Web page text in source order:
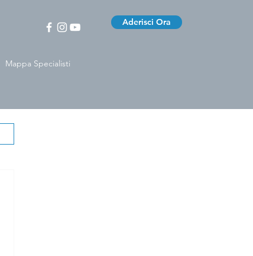
Aderisci Ora
Mappa Specialisti